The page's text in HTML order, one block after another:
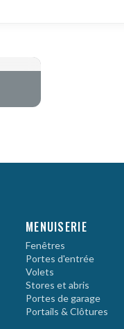
MENUISERIE
Fenêtres
Portes d'entrée
Volets
Stores et abris
Portes de garage
Portails & Clôtures